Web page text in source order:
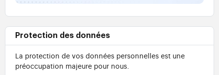
Protection des données
La protection de vos données personnelles est une
préoccupation majeure pour nous.